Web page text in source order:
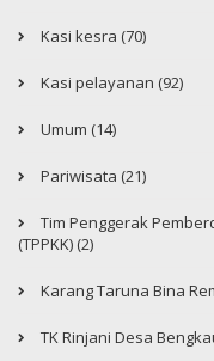
Kasi kesra (70)
Kasi pelayanan (92)
Umum (14)
Pariwisata (21)
Tim Penggerak
(TPPKK) (2)
Karang Taruna Bina
TK Rinjani Desa